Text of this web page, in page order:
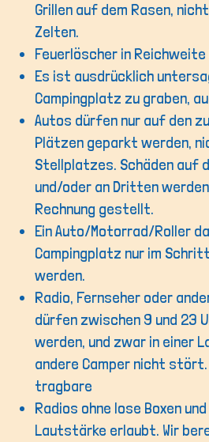
Grillen auf dem Rasen,
Zelten.
Feuerlöscher in Reichweite
Es ist ausdrücklich
Campingplatz zu graben,
Autos dürfen nur auf den
Plätzen geparkt werden,
Stellplatzes. Schäden auf
und/oder an Dritten
Rechnung gestellt.
Ein Auto/Motorrad/Roller
Campingplatz nur im
werden.
Radio, Fernseher oder
dürfen zwischen 9 und 23
werden, und zwar in einer
andere Camper nicht stört.
tragbare
Radios ohne lose Boxen
Lautstärke erlaubt. Wir